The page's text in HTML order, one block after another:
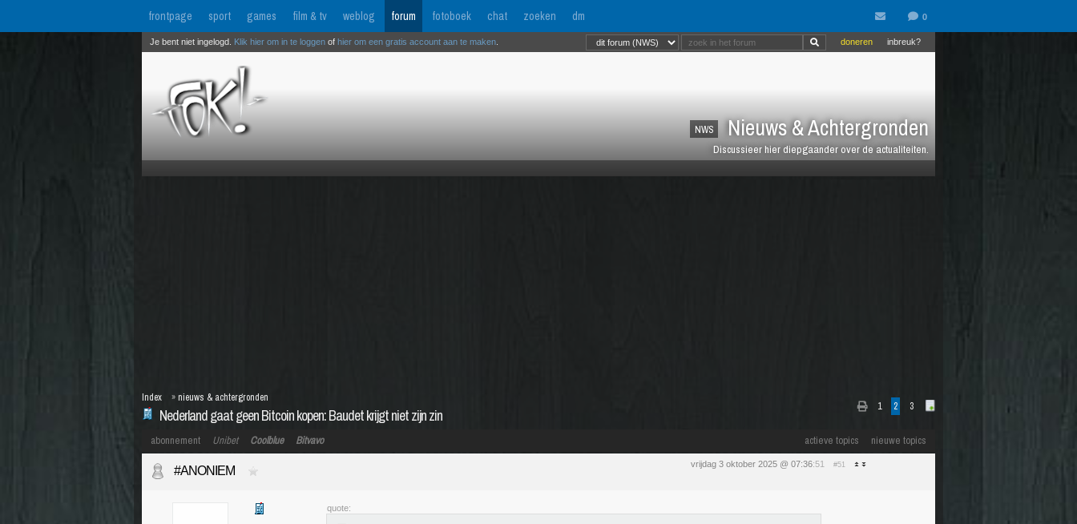
frontpage sport games film & tv weblog forum fotoboek chat zoeken dm
NWS Nieuws & Achtergronden
Discussieer hier diepgaander over de actualiteiten.
inbreuk?
doneren
Je bent niet ingelogd. Klik hier om in te loggen of hier om een gratis account aan te maken
1 2 3
Nederland gaat geen Bitcoin kopen: Baudet krijgt niet zijn zin
Index » nieuws & achtergronden
actieve topics nieuwe topics
abonnement Unibet Coolblue Bitvavo
vrijdag 3 oktober 2025 @ 07:36:51 #51
#ANONIEM
quote: